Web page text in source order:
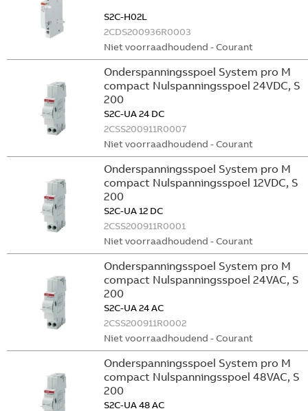
S2C-H02L
2CDS200936R0003
Niet voorraadhoudend - Courant
Onderspanningsspoel System pro M
compact Nulspanningsspoel 24VDC, S
200
S2C-UA 24 DC
2CSS200911R0007
Niet voorraadhoudend - Courant
Onderspanningsspoel System pro M
compact Nulspanningsspoel 12VDC, S
200
S2C-UA 12 DC
2CSS200911R0001
Niet voorraadhoudend - Courant
Onderspanningsspoel System pro M
compact Nulspanningsspoel 24VAC, S
200
S2C-UA 24 AC
2CSS200911R0002
Niet voorraadhoudend - Courant
Onderspanningsspoel System pro M
compact Nulspanningsspoel 48VAC, S
200
S2C-UA 48 AC